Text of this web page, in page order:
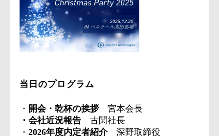
当日のプログラム
・ 開会・乾杯の挨拶宮本会長
・会社近況報告 古関社長
・ 2026年度内定者紹介深野取締役